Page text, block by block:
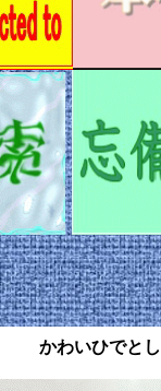
かわいひでと